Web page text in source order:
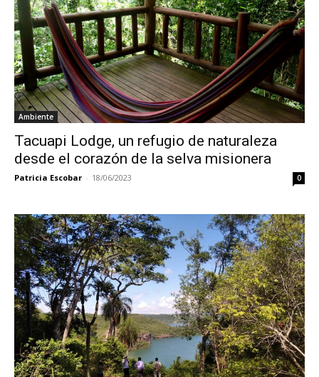
Ambiente
Tacuapi Lodge, un refugio de naturaleza
desde el corazón de la selva misionera
Patricia Escobar - 18/06/2023 0